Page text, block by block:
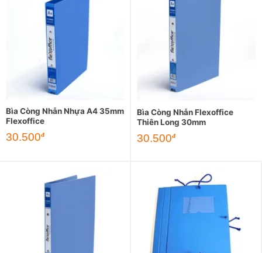
Bìa Còng Nhẫn Nhựa A4 35mm
Flexoffice
30.500đ
Bìa Còng Nhẫn Flexoffice
Thiên Long 30mm
30.500đ